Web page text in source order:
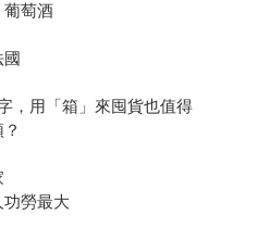
萄酒
，用「箱」來囤貨也值得
勞最大